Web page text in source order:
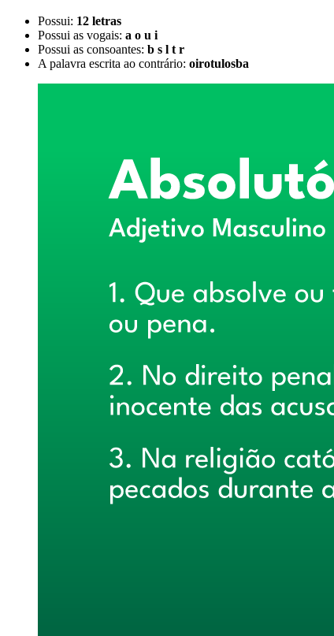
Possui: 12 letras
Possui as vogais: a o u i
Possui as consoantes: b s l t r
A palavra escrita ao contrário: oirotulosba